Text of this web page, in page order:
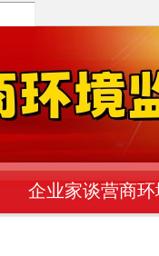
企业家谈营商环